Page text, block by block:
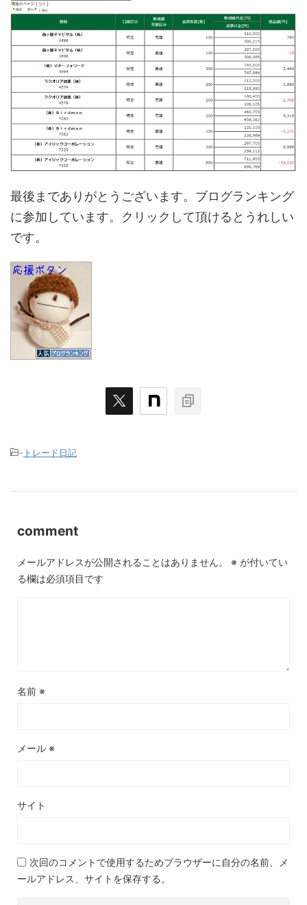
最後までありがとうございます。ブログランキング
に参加しています。クリックして頂けるとうれしい
です。
- トレード日記
comment
メールアドレスが公開されることはありません。 ※ が付いてい
る欄は必須項目です
名前 ※
メール ※
サイト
次回のコメントで使用するためブラウザーに自分の名前、メ
ールアドレス、サイトを保存する。